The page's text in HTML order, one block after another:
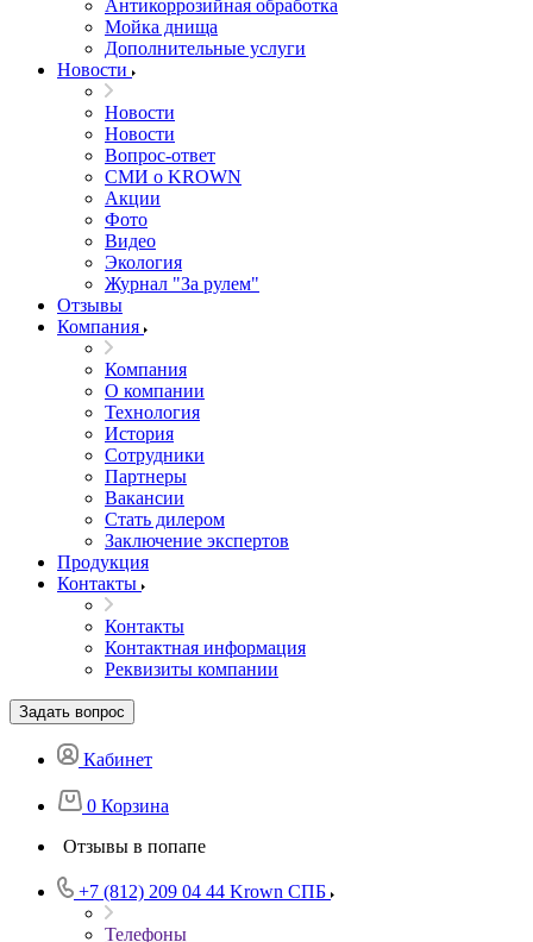
Антикоррозийная обработка
Мойка днища
Дополнительные услуги
Новости
Новости
Новости
Вопрос-ответ
СМИ о KROWN
Акции
Фото
Видео
Экология
Журнал "За рулем"
Отзывы
Компания
Компания
О компании
Технология
История
Сотрудники
Партнеры
Вакансии
Стать дилером
Заключение экспертов
Продукция
Контакты
Контакты
Контактная информация
Реквизиты компании
Задать вопрос
Кабинет
0 Корзина
Отзывы в попапе
+7 (812) 209 04 44 Krown СПБ
Телефоны